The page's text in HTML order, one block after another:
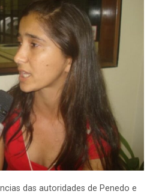
das autoridades de Penedo e